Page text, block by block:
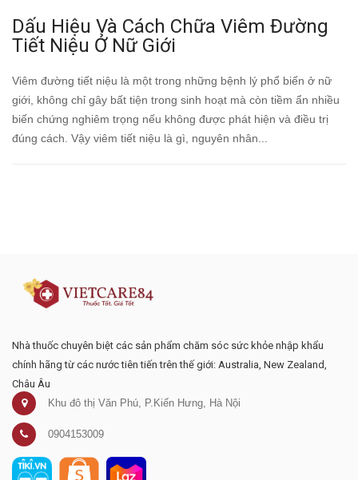
Dấu Hiệu Và Cách Chữa Viêm Đường
Tiết Niệu Ở Nữ Giới
Viêm đường tiết niệu là một trong những bệnh lý phổ biến ở nữ
giới, không chỉ gây bất tiện trong sinh hoạt mà còn tiềm ẩn nhiều
biến chứng nghiêm trọng nếu không được phát hiện và điều trị
đúng cách. Vậy viêm tiết niệu là gì, nguyên nhân...
Nhà thuốc chuyên biệt các sản phẩm chăm sóc sức khỏe nhập khẩu
chính hãng từ các nước tiên tiến trên thế giới: Australia, New Zealand,
Châu Âu
Khu đô thị Văn Phú, P.Kiến Hưng, Hà Nội
0904153009